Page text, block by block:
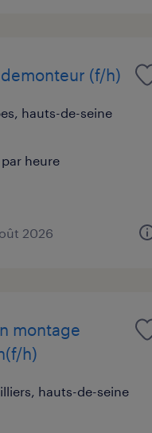
(f/h)
hauts-de-seine
heure
2026
montage
h)
hauts-de-seine